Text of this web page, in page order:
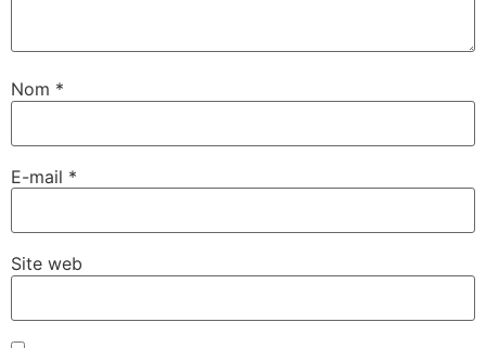
Nom *
E-mail *
Site web